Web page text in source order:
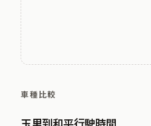
車種比較